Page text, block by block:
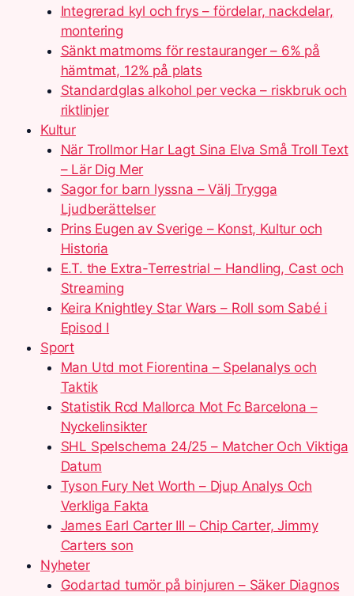
Integrerad kyl och frys – fördelar, nackdelar,
montering
Sänkt matmoms för restauranger – 6% på
hämtmat, 12% på plats
Standardglas alkohol per vecka – riskbruk och
riktlinjer
Kultur
När Trollmor Har Lagt Sina Elva Små Troll Text
– Lär Dig Mer
Sagor for barn lyssna – Välj Trygga
Ljudberättelser
Prins Eugen av Sverige – Konst, Kultur och
Historia
E.T. the Extra-Terrestrial – Handling, Cast och
Streaming
Keira Knightley Star Wars – Roll som Sabé i
Episod I
Sport
Man Utd mot Fiorentina – Spelanalys och
Taktik
Statistik Rcd Mallorca Mot Fc Barcelona –
Nyckelinsikter
SHL Spelschema 24/25 – Matcher Och Viktiga
Datum
Tyson Fury Net Worth – Djup Analys Och
Verkliga Fakta
James Earl Carter III – Chip Carter, Jimmy
Carters son
Nyheter
Godartad tumör på binjuren – Säker Diagnos